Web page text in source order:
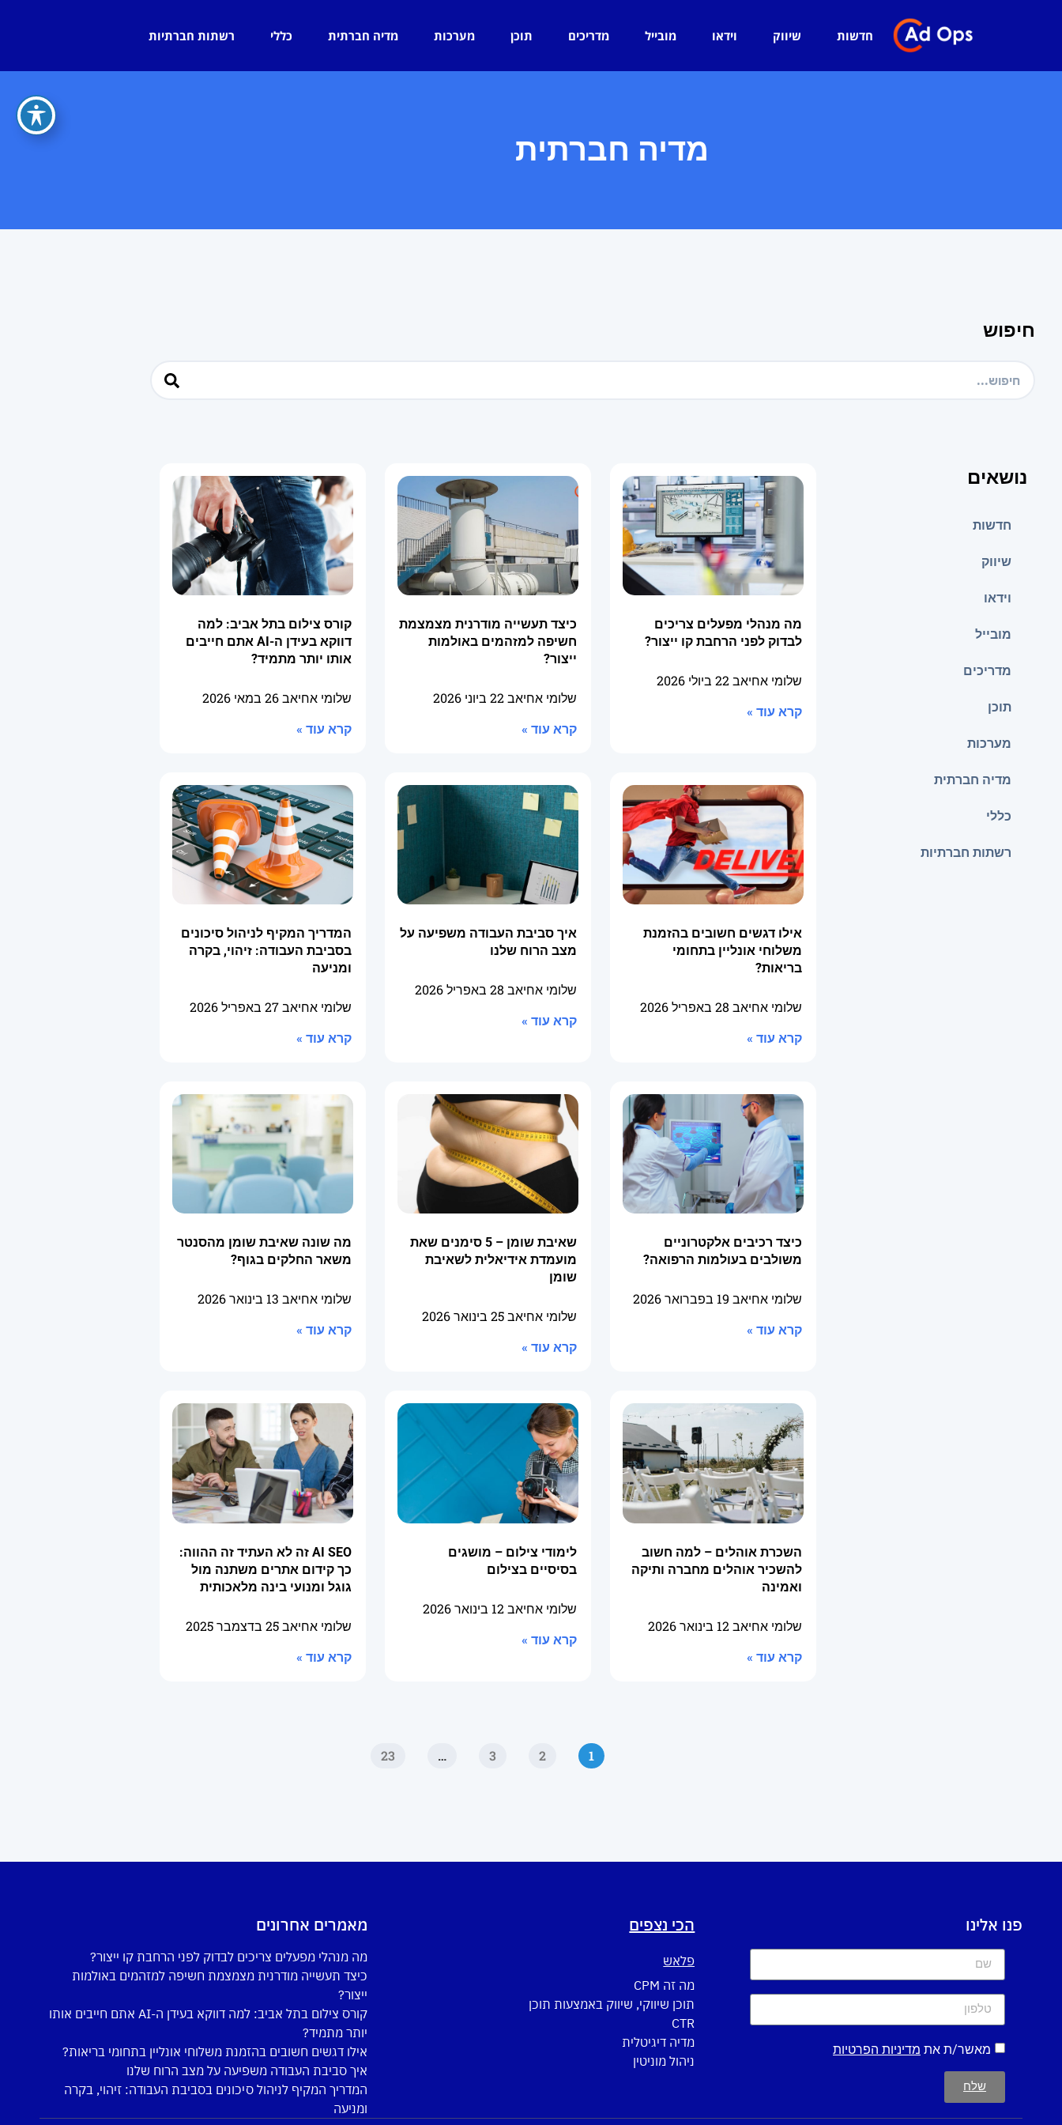
חדשות שיווק וידאו מובייל מדריכים תוכן מערכות מדיה חברתית כללי רשתות חברתיות
מדיה חברתית
חיפוש
נושאים
חדשות
שיווק
וידאו
מובייל
מדריכים
תוכן
מערכות
מדיה חברתית
כללי
רשתות חברתיות
מה מנהלי מפעלים צריכים
לבדוק לפני הרחבת קו ייצור?
שלומי אחיאב22 ביולי 2026
קרא עוד »
כיצד תעשייה מודרנית מצמצמת
חשיפה למזהמים באולמות
ייצור?
שלומי אחיאב22 ביוני 2026
קרא עוד »
קורס צילום בתל אביב: למה
דווקא בעידן ה-AI אתם חייבים
אותו יותר מתמיד?
שלומי אחיאב26 במאי 2026
קרא עוד »
אילו דגשים חשובים בהזמנת
משלוחי אונליין בתחומי
בריאות?
שלומי אחיאב 28 באפריל 2026
קרא עוד »
איך סביבת העבודה משפיעה על
מצב הרוח שלנו
שלומי אחיאב 28 באפריל 2026
קרא עוד »
המדריך המקיף לניהול סיכונים
בסביבת העבודה: זיהוי, בקרה
ומניעה
שלומי אחיאב27 באפריל 2026
קרא עוד »
כיצד רכיבים אלקטרוניים
משולבים בעולמות הרפואה?
שלומי אחיאב 19 בפברואר 2026
קרא עוד »
שאיבת שומן – 5 סימנים שאת
מועמדת אידיאלית לשאיבת
שומן
שלומי אחיאב25 בינואר 2026
קרא עוד »
מה שונה שאיבת שומן מהסנטר
משאר החלקים בגוף?
שלומי אחיאב 13 בינואר 2026
קרא עוד »
השכרת אוהלים – למה חשוב
להשכיר אוהלים מחברה ותיקה
ואמינה
שלומי אחיאב12 בינואר 2026
קרא עוד »
לימודי צילום – מושגים
בסיסיים בצילום
שלומי אחיאב12 בינואר 2026
קרא עוד »
AI SEO זה לא העתיד זה ההווה:
כך קידום אתרים משתנה מול
גוגל ומנועי בינה מלאכותית
שלומי אחיאב25 בדצמבר 2025
קרא עוד »
1
2
3
…
23
פנו אלינו
מאשר/ת את מדיניות הפרטיות
שלח
הכי נצפים
פלאש
מה זה CPM
תוכן שיווקי, שיווק באמצעות תוכן
CTR
מדיה דיגיטלית
ניהול מוניטין
מאמרים אחרונים
מה מנהלי מפעלים צריכים לבדוק לפני הרחבת קו ייצור?
כיצד תעשייה מודרנית מצמצמת חשיפה למזהמים באולמות
ייצור?
קורס צילום בתל אביב: למה דווקא בעידן ה-AI אתם חייבים אותו
יותר מתמיד?
אילו דגשים חשובים בהזמנת משלוחי אונליין בתחומי בריאות?
איך סביבת העבודה משפיעה על מצב הרוח שלנו
המדריך המקיף לניהול סיכונים בסביבת העבודה: זיהוי, בקרה
ומניעה